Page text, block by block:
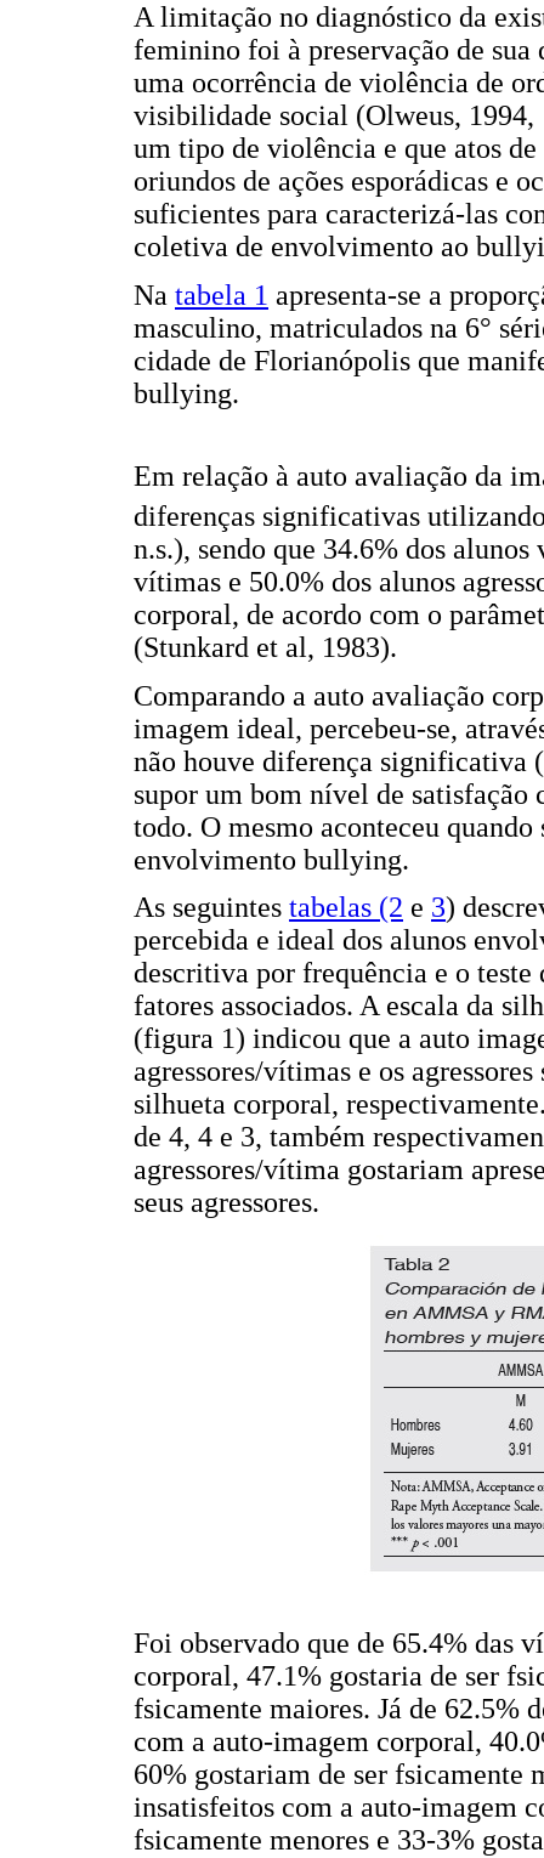
A limitação no diagnóstico da
feminino foi à preservação de
uma ocorrência de violência de
visibilidade social (Olweus,
um tipo de violência e que atos
oriundos de ações esporádicas e
suficientes para caracterizá-las
coletiva de envolvimento ao
Na tabela 1 apresenta-se a
masculino, matriculados na 6°
cidade de Florianópolis que
bullying.
Em relação à auto avaliação da
diferenças significativas
n.s.), sendo que 34.6% dos
vítimas e 50.0% dos alunos
corporal, de acordo com o
(Stunkard et al, 1983).
Comparando a auto avaliação
imagem ideal, percebeu-se,
não houve diferença significativa (
supor um bom nível de
todo. O mesmo aconteceu
envolvimento bullying.
As seguintes tabelas (2 e 3)
percebida e ideal dos alunos
descritiva por frequência e o
fatores associados. A escala da
(figura 1) indicou que a auto
agressores/vítimas e os
silhueta corporal,
de 4, 4 e 3, também
agressores/vítima gostariam
seus agressores.
Foi observado que de 65.4% das
corporal, 47.1% gostaria de ser
fsicamente maiores. Já de 62.5%
com a auto-imagem corporal,
60% gostariam de ser fsicamente
insatisfeitos com a auto-imagem
fsicamente menores e 33-3%